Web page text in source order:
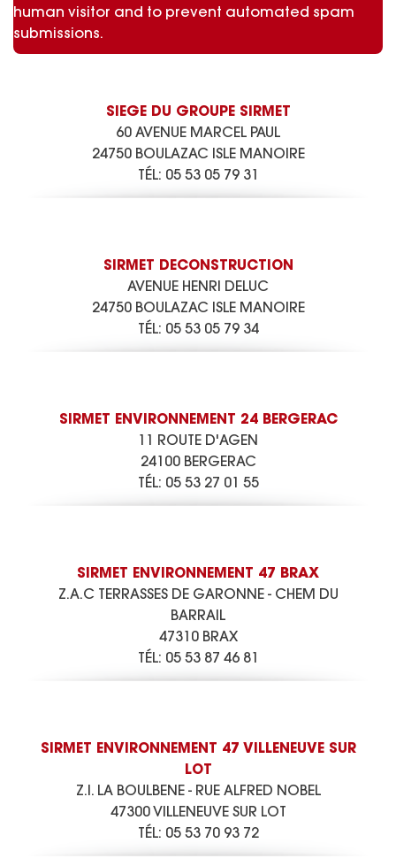
human visitor and to prevent automated spam
submissions.
SIEGE DU GROUPE SIRMET
60 AVENUE MARCEL PAUL
24750 BOULAZAC ISLE MANOIRE
TÉL: 05 53 05 79 31
SIRMET DECONSTRUCTION
AVENUE HENRI DELUC
24750 BOULAZAC ISLE MANOIRE
TÉL: 05 53 05 79 34
SIRMET ENVIRONNEMENT 24 BERGERAC
11 ROUTE D'AGEN
24100 BERGERAC
TÉL: 05 53 27 01 55
SIRMET ENVIRONNEMENT 47 BRAX
Z.A.C TERRASSES DE GARONNE - CHEM DU
BARRAIL
47310 BRAX
TÉL: 05 53 87 46 81
SIRMET ENVIRONNEMENT 47 VILLENEUVE SUR
LOT
Z.I. LA BOULBENE - RUE ALFRED NOBEL
47300 VILLENEUVE SUR LOT
TÉL: 05 53 70 93 72